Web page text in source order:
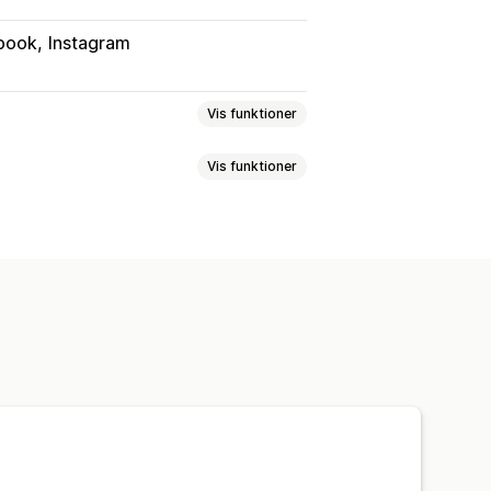
Instagram
Vis funktioner
Vis funktioner